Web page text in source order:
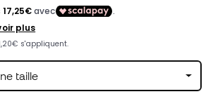
taille